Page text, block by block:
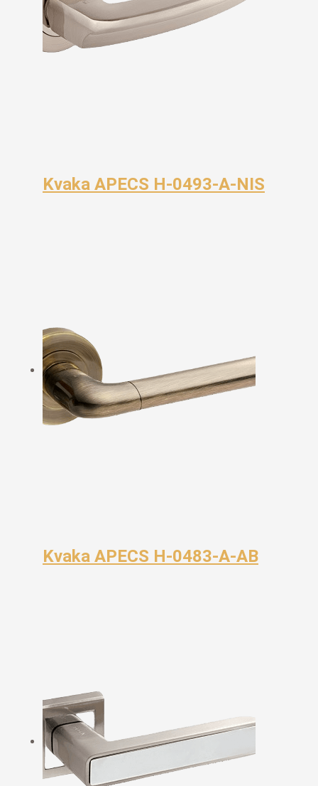
Kvaka APECS H-0493-A-NIS
Kvaka APECS H-0483-A-AB